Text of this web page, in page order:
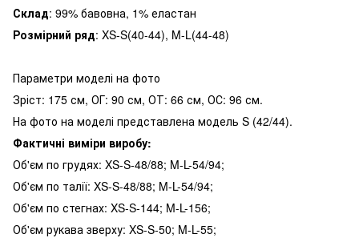
Склад: 99% бавовна, 1% еластан
Розмірний ряд: XS-S(40-44), M-L(44-48)
Параметри моделі на фото
Зріст: 175 см, ОГ: 90 см, ОТ: 66 см, ОС: 96 см.
На фото на моделі представлена модель S (42/44).
Фактичні виміри виробу:
Об'єм по грудях: XS-S-48/88; M-L-54/94;
Об'єм по талії: XS-S-48/88; M-L-54/94;
Об'єм по стегнах: XS-S-144; M-L-156;
Об'єм рукава зверху: XS-S-50; M-L-55;